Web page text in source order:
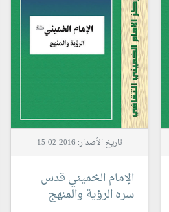
تاريخ الأصدار: 2016-02-15
الإمام الخميني قدس
سره الرؤية والمنهج